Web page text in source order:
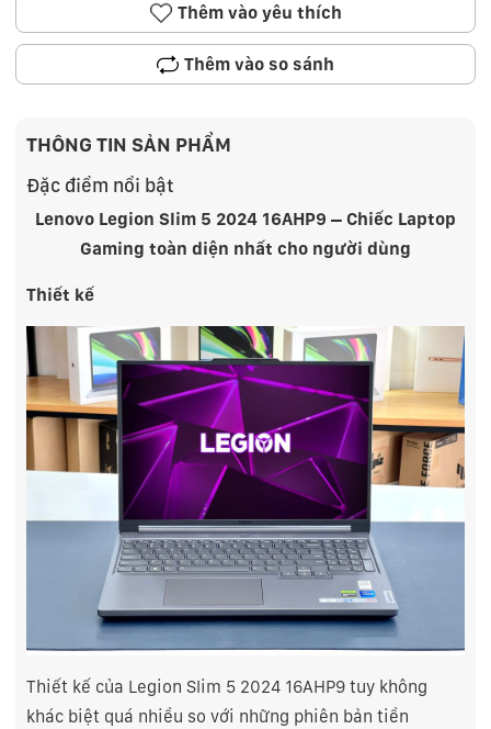
Thêm vào yêu thích
Thêm vào so sánh
THÔNG TIN SẢN PHẨM
Đặc điểm nổi bật
Lenovo Legion Slim 5 2024 16AHP9 – Chiếc Laptop
Gaming toàn diện nhất cho người dùng
Thiết kế
Thiết kế của Legion Slim 5 2024 16AHP9 tuy không
khác biệt quá nhiều so với những phiên bản tiền